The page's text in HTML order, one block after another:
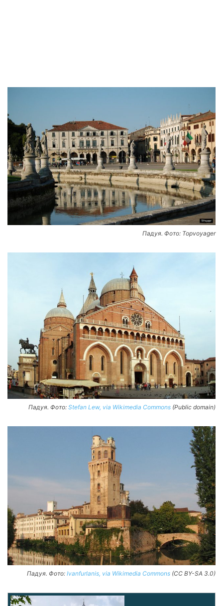
Падуя. Фото: Topvoyager
Падуя. Фото: Stefan Lew, via Wikimedia Commons (Public domain)
Падуя. Фото: Ivanfurlanis, via Wikimedia Commons (CC BY-SA 3.0)